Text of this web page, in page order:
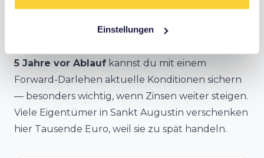
Einstellungen
Deine Zinsbindung endet bald? In Sankt
5 Jahre vor Ablauf kannst du mit einem
Forward-Darlehen aktuelle Konditionen sichern
— besonders wichtig, wenn Zinsen weiter steigen.
Viele Eigentümer in Sankt Augustin verschenken
hier Tausende Euro, weil sie zu spät handeln.